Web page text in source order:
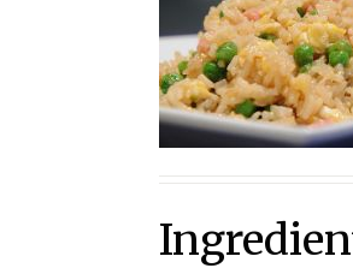
Ricette
Ricette
Video